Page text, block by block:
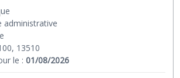
administrative
13510
le :01/08/2026